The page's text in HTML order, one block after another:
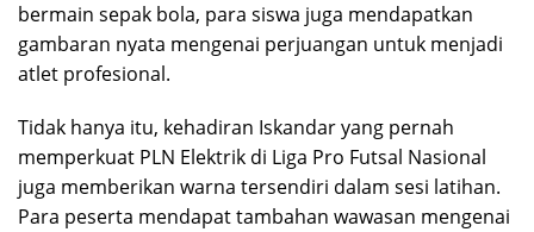
bermain sepak bola, para siswa juga mendapatkan
gambaran nyata mengenai perjuangan untuk menjadi
atlet profesional.
Tidak hanya itu, kehadiran Iskandar yang pernah
memperkuat PLN Elektrik di Liga Pro Futsal Nasional
juga memberikan warna tersendiri dalam sesi latihan.
Para peserta mendapat tambahan wawasan mengenai